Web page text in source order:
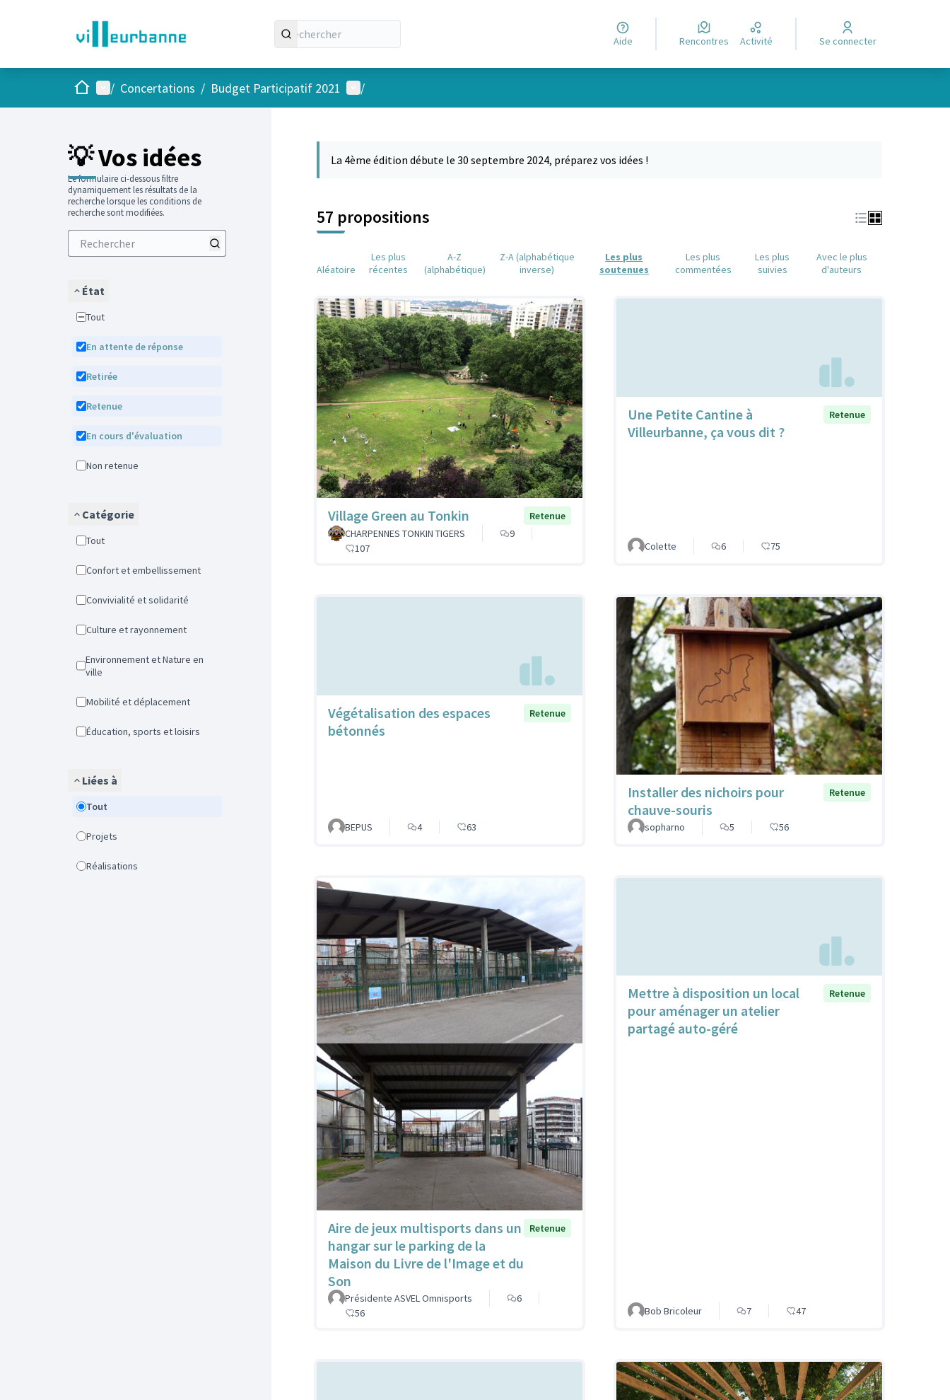
Aide Rencontres Activité Se connecter
AccueilMenu principal
/ Concertations / Budget Participatif 2021 Menu utilisateur
/
💡 Vos idées
Le formulaire ci-dessous filtre
dynamiquement les résultats de la
recherche lorsque les conditions de
recherche sont modifiées.
État
Tout
En attente de réponse
Retirée
Retenue
En cours d'évaluation
Non retenue
Catégorie
Tout
Confort et embellissement
Convivialité et solidarité
Culture et rayonnement
Environnement et Nature en
ville
Mobilité et déplacement
Éducation, sports et loisirs
Liées à
Tout
Projets
Réalisations
La 4ème édition débute le 30 septembre 2024, préparez vos idées !
57 propositions
Aléatoire
Les plus
récentes
A-Z
(alphabétique)
Z-A (alphabétique
inverse)
Les plus
soutenues
Les plus
commentées
Les plus
suivies
Avec le plus
d'auteurs
Village Green au Tonkin
Retenue
CHARPENNES TONKIN TIGERS
9
107
Une Petite Cantine à
Villeurbanne, ça vous dit ?
Retenue
Colette 6 75
Végétalisation des espaces
bétonnés
Retenue
BEPUS 4 63
Installer des nichoirs pour
chauve-souris
Retenue
sopharno 5 56
Aire de jeux multisports dans un
hangar sur le parking de la
Maison du Livre de l'Image et du
Son
Retenue
Présidente ASVEL Omnisports
6
56
Mettre à disposition un local
pour aménager un atelier
partagé auto-géré
Retenue
Bob Bricoleur 7 47